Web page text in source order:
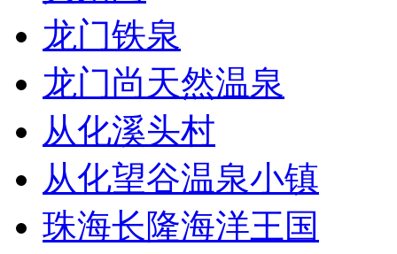
龙门铁泉
龙门尚天然温泉
从化溪头村
从化望谷温泉小镇
珠海长隆海洋王国